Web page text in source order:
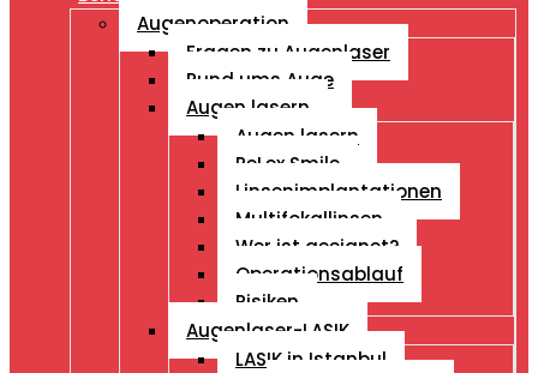
Augenoperation
Fragen zu Augenlaser
Rund ums Auge
Augen lasern
Augen lasern
ReLex Smile
Linsenimplantationen
Multifokallinsen
Wer ist geeignet?
Operationsablauf
Risiken
Augenlaser-LASIK
LASIK in Istanbul